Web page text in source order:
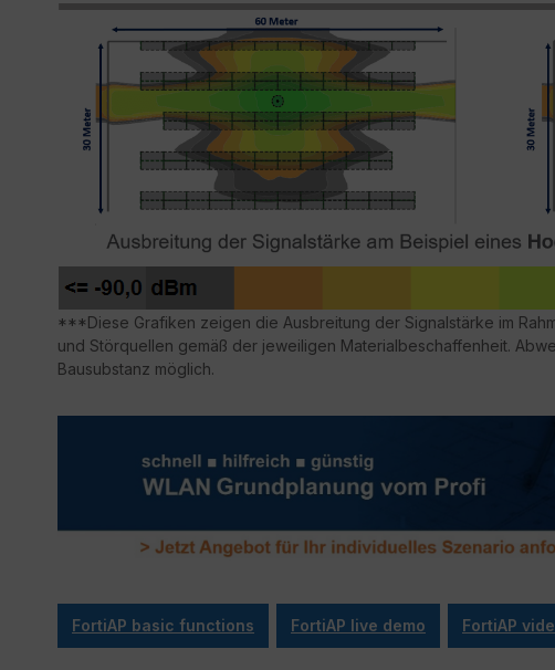
***Diese Grafiken zeigen die Ausbreitung der Signalstärke im
und Störquellen gemäß der jeweiligen Materialbeschaffenheit.
Bausubstanz möglich.
FortiAP basic functions FortiAP live demo FortiAP